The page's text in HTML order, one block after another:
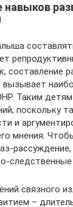
составление
Таким
поскольку
и
мнения.
следственные
связного
–